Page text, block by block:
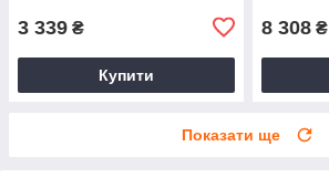
3 339 ₴
Купити
8 308 ₴
Показати ще